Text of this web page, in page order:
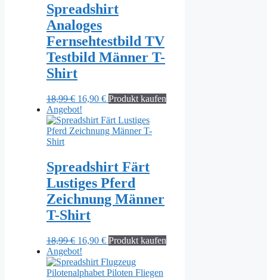
Spreadshirt
Analoges
Fernsehtestbild TV
Testbild Männer T-
Shirt
18,99€ Ursprünglicher
Preis
war:
18,99 €
16,90 €Aktueller
ist:
16,90 €.
Produkt kaufen
Angebot!
Spreadshirt Färt
Lustiges Pferd
Zeichnung Männer
T-Shirt
18,99€ Ursprünglicher
Preis
war:
18,99 €
16,90 €Aktueller
ist:
16,90 €.
Produkt kaufen
Angebot!